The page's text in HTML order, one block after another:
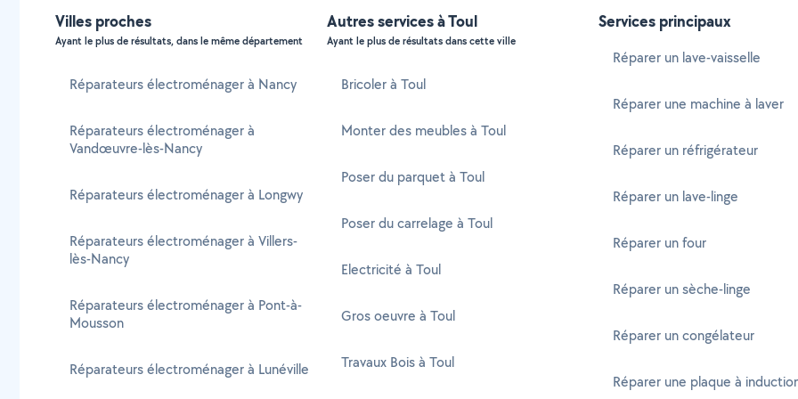
Villes proches
Ayant le plus de résultats, dans le même département
Réparateurs électroménager à Nancy
Réparateurs électroménager à
Vandœuvre-lès-Nancy
Réparateurs électroménager à Longwy
Réparateurs électroménager à Villers-
lès-Nancy
Réparateurs électroménager à Pont-à-
Mousson
Réparateurs électroménager à Lunéville
Autres services à Toul
Ayant le plus de résultats dans cette ville
Bricoler à Toul
Monter des meubles à Toul
Poser du parquet à Toul
Poser du carrelage à Toul
Electricité à Toul
Gros oeuvre à Toul
Travaux Bois à Toul
Services principaux
Réparer un lave-vaisselle
Réparer une machine à laver
Réparer un réfrigérateur
Réparer un lave-linge
Réparer un four
Réparer un sèche-linge
Réparer un congélateur
Réparer une plaque à